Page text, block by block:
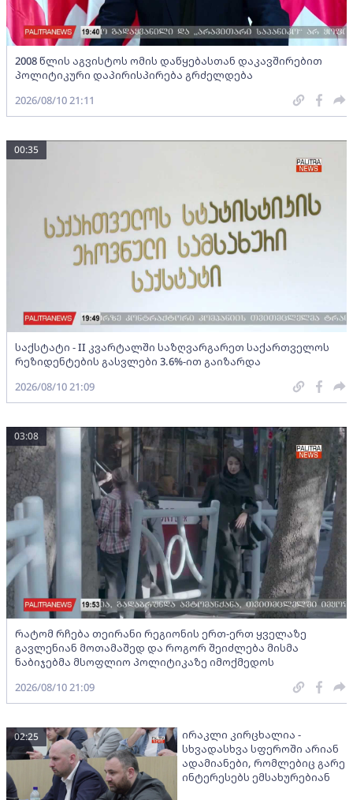
2008 წლის აგვისტოს ომის დაწყებასთან დაკავშირებით
პოლიტიკური დაპირისპირება გრძელდება
2026/08/10 21:11
საქსტატი - II კვარტალში საზღვარგარეთ საქართველოს
რეზიდენტების გასვლები 3.6%-ით გაიზარდა
00:35
2026/08/10 21:09
რატომ რჩება თეირანი რეგიონის ერთ-ერთ ყველაზე
გავლენიან მოთამაშედ და როგორ შეიძლება მისმა
ნაბიჯებმა მსოფლიო პოლიტიკაზე იმოქმედოს
03:08
2026/08/10 21:09
ირაკლი კირცხალია -
სხვადასხვა სფეროში არიან
ადამიანები, რომლებიც გარე
ინტერესებს ემსახურებიან
02:25